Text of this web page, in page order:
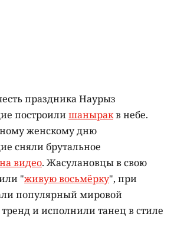
праздника Наурыз
построилишаныракв небе.
женскому дню
сняли брутальное
на видео. Жасулановцы в свою
"живую восьмёрку", при
популярный мировой
и исполнили танец в стиле